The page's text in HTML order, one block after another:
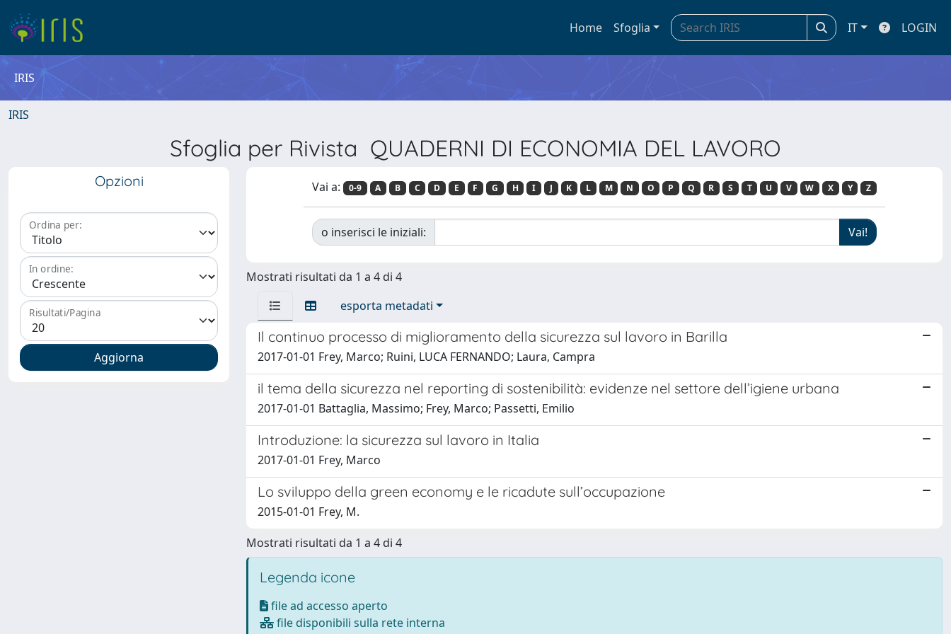
Home Sfoglia IT LOGIN
IRIS
IRIS
Sfoglia per Rivista QUADERNI DI ECONOMIA DEL LAVORO
Opzioni
Ordina per:
In ordine:
Risultati/Pagina
Vai a: 0-9 A B C D E F G H I J K L M N O P Q R S T U V W X Y Z
o inserisci le iniziali:
Mostrati risultati da 1 a 4 di 4
esporta metadati
Il continuo processo di miglioramento della sicurezza sul lavoro in Barilla
2017-01-01 Frey, Marco; Ruini, LUCA FERNANDO; Laura, Campra
il tema della sicurezza nel reporting di sostenibilità: evidenze nel settore dell’igiene urbana
2017-01-01 Battaglia, Massimo; Frey, Marco; Passetti, Emilio
Introduzione: la sicurezza sul lavoro in Italia
2017-01-01 Frey, Marco
Lo sviluppo della green economy e le ricadute sull’occupazione
2015-01-01 Frey, M.
Mostrati risultati da 1 a 4 di 4
Legenda icone
file ad accesso aperto
file disponibili sulla rete interna